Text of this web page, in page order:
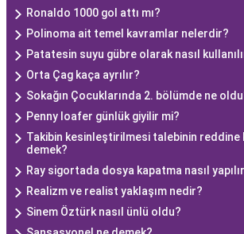
Ronaldo 1000 gol attı mı?
Polinoma ait temel kavramlar nelerdir?
Patatesin suyu gübre olarak nasıl
Orta Çag kaça ayrılır?
Sokağın Çocuklarında 2. bölümde ne
Penny loafer günlük giyilir mi?
Takibin kesinleştirilmesi talebinin reddine
demek?
Ray sigortada dosya kapatma nasıl
Realizm ve realist yaklaşım nedir?
Sinem Öztürk nasıl ünlü oldu?